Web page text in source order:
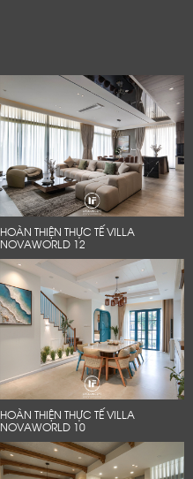
HOÀN THIỆN THỰC TẾ VILLA
NOVAWORLD 12
HOÀN THIỆN THỰC TẾ VILLA
NOVAWORLD 10